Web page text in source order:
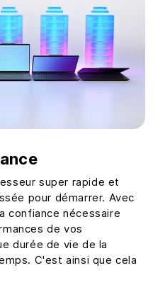
super rapide et
pour démarrer. Avec
confiance nécessaire
de vos
durée de vie de la
C'est ainsi que cela